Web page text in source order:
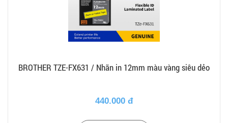
BROTHER TZE-FX631 / Nhãn in 12mm màu vàng siêu dẻo
440.000 đ